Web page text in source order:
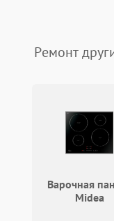
обогревателей
Ремонт
клиент понимал,
Фиксация
мастер уточняет
Ремонт
Варочная
Midea